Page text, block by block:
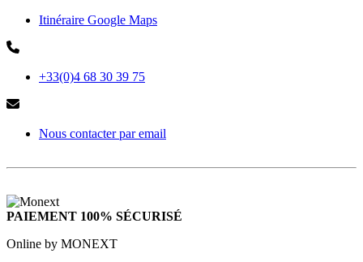
Itinéraire Google Maps
+33(0)4 68 30 39 75
Nous contacter par email
PAIEMENT 100% SÉCURISÉ
Online by MONEXT